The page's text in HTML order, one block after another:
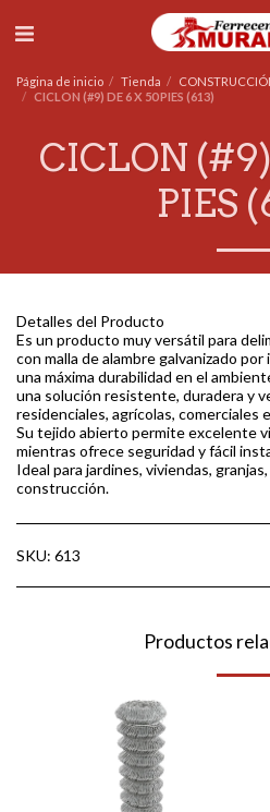
Página de inicio Tienda
CICLON (#9) DE 6 X 50 PIES (613)
CICLON
PIES
Detalles del Producto
Es un producto muy versátil para
con malla de alambre galvanizado
una máxima durabilidad en el
una solución resistente, duradera y
residenciales, agrícolas, comerciales
Su tejido abierto permite excelente
mientras ofrece seguridad y fácil
Ideal para jardines, viviendas,
construcción.
SKU: 613
Productos